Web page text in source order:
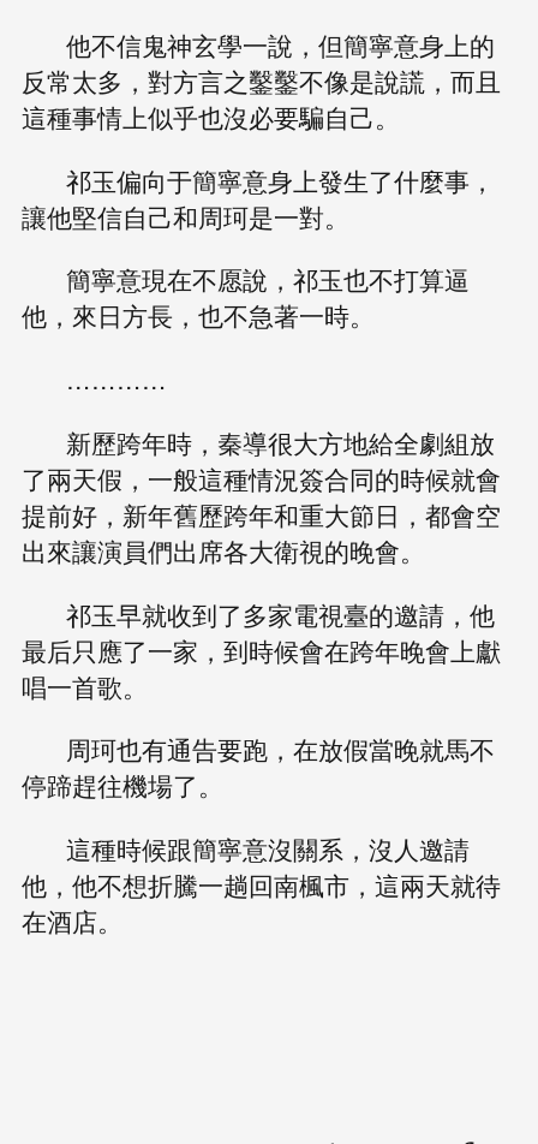
他不信鬼神玄學一說，但簡寧意身上的
反常太多，對方言之鑿鑿不像是說謊，而且
這種事情上似乎也沒必要騙自己。
祁玉偏向于簡寧意身上發生了什麼事，
讓他堅信自己和周珂是一對。
簡寧意現在不愿說，祁玉也不打算逼
他，來日方長，也不急著一時。
…………
新歷跨年時，秦導很大方地給全劇組放
了兩天假，一般這種情況簽合同的時候就會
提前好，新年舊歷跨年和重大節日，都會空
出來讓演員們出席各大衛視的晚會。
祁玉早就收到了多家電視臺的邀請，他
最后只應了一家，到時候會在跨年晚會上獻
唱一首歌。
周珂也有通告要跑，在放假當晚就馬不
停蹄趕往機場了。
這種時候跟簡寧意沒關系，沒人邀請
他，他不想折騰一趟回南楓市，這兩天就待
在酒店。